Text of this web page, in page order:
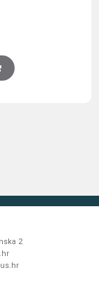
V1000xŠ800mm,
2